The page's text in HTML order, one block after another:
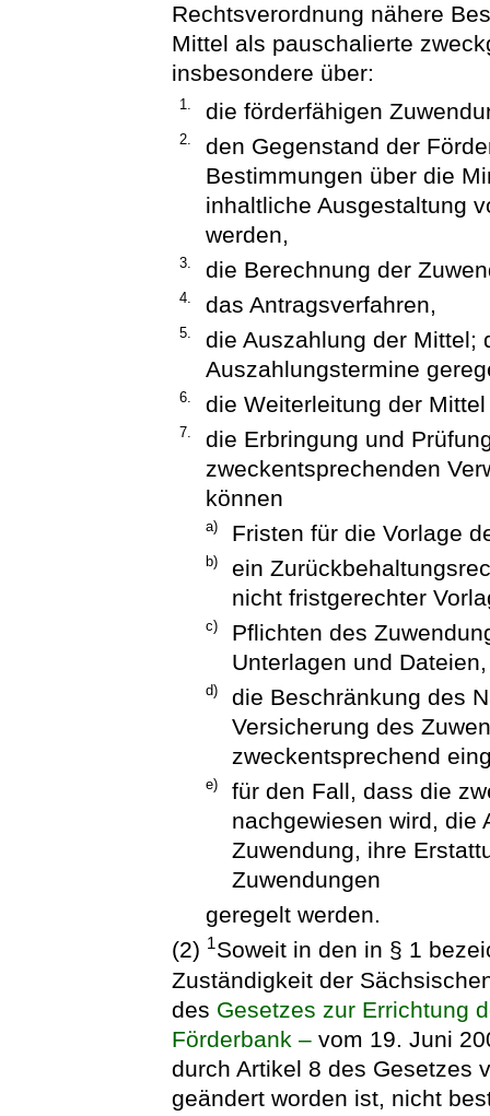
Rechtsverordnung nähere
Mittel als pauschalierte
insbesondere über:
1. die förderfähigen
2.
den Gegenstand der
Bestimmungen über die
inhaltliche Ausgestaltung
werden,
3. die Berechnung der
4. das Antragsverfahren,
5.
die Auszahlung der Mittel;
Auszahlungstermine
6. die Weiterleitung der
7.
die Erbringung und
zweckentsprechenden
können
a) Fristen für die Vorlage
b)
ein
nicht fristgerechter
c)
Pflichten des
Unterlagen und Dateien,
d)
die Beschränkung des
Versicherung des
zweckentsprechend
e)
für den Fall, dass die
nachgewiesen wird, die
Zuwendung, ihre
Zuwendungen
geregelt werden.
(2) 1Soweit in den in § 1
Zuständigkeit der
des Gesetzes zur Errichtung
Förderbank – vom 19. Juni
durch Artikel 8 des Gesetzes
geändert worden ist, nicht